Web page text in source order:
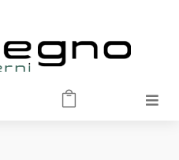
 